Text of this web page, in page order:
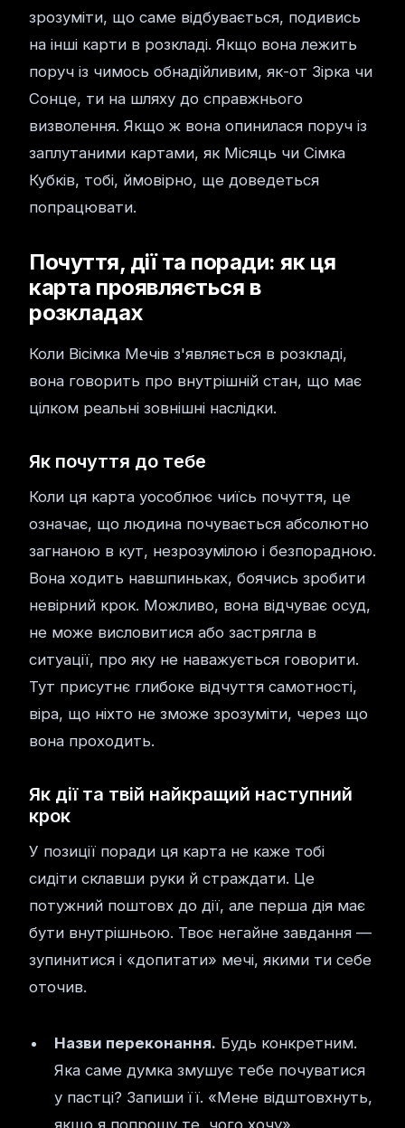
зрозуміти, що саме відбувається, подивись
на інші карти в розкладі. Якщо вона лежить
поруч із чимось обнадійливим, як-от Зірка чи
Сонце, ти на шляху до справжнього
визволення. Якщо ж вона опинилася поруч із
заплутаними картами, як Місяць чи Сімка
Кубків, тобі, ймовірно, ще доведеться
попрацювати.
Почуття, дії та поради: як ця
карта проявляється в
розкладах
Коли Вісімка Мечів з'являється в розкладі,
вона говорить про внутрішній стан, що має
цілком реальні зовнішні наслідки.
Як почуття до тебе
Коли ця карта уособлює чиїсь почуття, це
означає, що людина почувається абсолютно
загнаною в кут, незрозумілою і безпорадною.
Вона ходить навшпиньках, боячись зробити
невірний крок. Можливо, вона відчуває осуд,
не може висловитися або застрягла в
ситуації, про яку не наважується говорити.
Тут присутнє глибоке відчуття самотності,
віра, що ніхто не зможе зрозуміти, через що
вона проходить.
Як дії та твій найкращий наступний
крок
У позиції поради ця карта не каже тобі
сидіти склавши руки й страждати. Це
потужний поштовх до дії, але перша дія має
бути внутрішньою. Твоє негайне завдання —
зупинитися і «допитати» мечі, якими ти себе
оточив.
Назви переконання. Будь конкретним.
Яка саме думка змушує тебе почуватися
у пастці? Запиши її. «Мене відштовхнуть,
якщо я попрошу те, чого хочу».